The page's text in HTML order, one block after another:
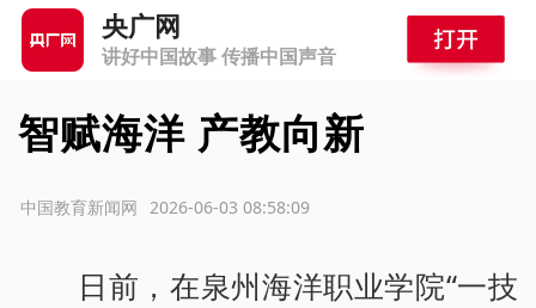
央广网
讲好中国故事 传播中国声音
智赋海洋 产教向新
2026-06-03 08:58:09
中国教育新闻网
日前，在泉州海洋职业学院“一技